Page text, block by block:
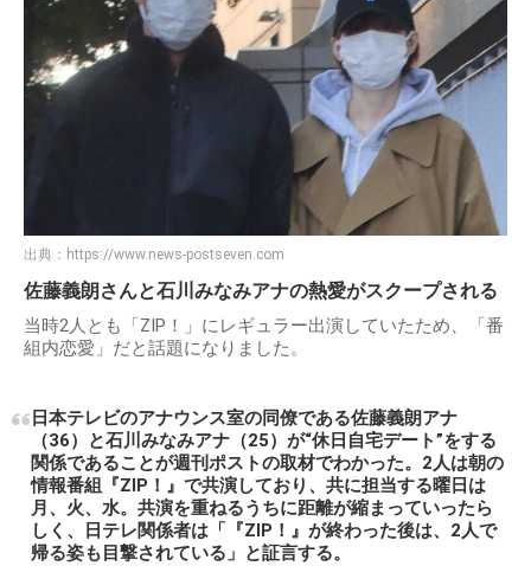
出典： https://www.news-postseven.com
佐藤義朗さんと石川みなみアナの熱愛がスクープされる
当時2人とも「ZIP！」にレギュラー出演していたため、「番
組内恋愛」だと話題になりました。
日本テレビのアナウンス室の同僚である佐藤義朗アナ
（36）と石川みなみアナ（25）が“休日自宅デート”をする
関係であることが週刊ポストの取材でわかった。2人は朝の
情報番組『ZIP！』で共演しており、共に担当する曜日は
月、火、水。共演を重ねるうちに距離が縮まっていったら
しく、日テレ関係者は「『ZIP！』が終わった後は、2人で
帰る姿も目撃されている」と証言する。